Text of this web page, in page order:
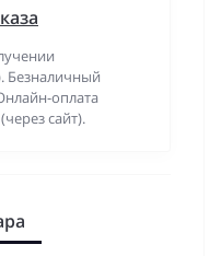
Безналичный
оплата
сайт).